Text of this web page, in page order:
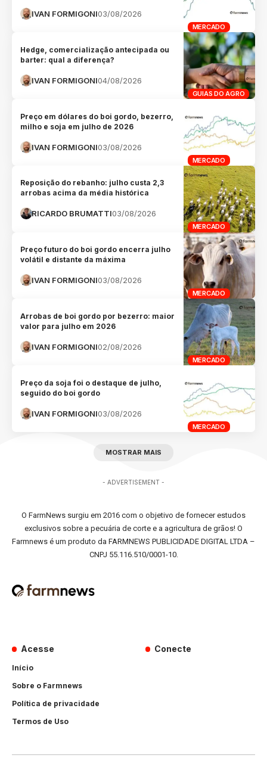
MERCADO
IVAN FORMIGONI03/08/2026
GUIAS DO AGRO
Hedge, comercialização antecipada ou
barter: qual a diferença?
IVAN FORMIGONI04/08/2026
MERCADO
Preço em dólares do boi gordo, bezerro,
milho e soja em julho de 2026
IVAN FORMIGONI03/08/2026
MERCADO
Reposição do rebanho: julho custa 2,3
arrobas acima da média histórica
RICARDO BRUMATTI03/08/2026
MERCADO
Preço futuro do boi gordo encerra julho
volátil e distante da máxima
IVAN FORMIGONI03/08/2026
MERCADO
Arrobas de boi gordo por bezerro: maior
valor para julho em 2026
IVAN FORMIGONI02/08/2026
MERCADO
Preço da soja foi o destaque de julho,
seguido do boi gordo
IVAN FORMIGONI03/08/2026
MOSTRAR MAIS
- ADVERTISEMENT -
O FarmNews surgiu em 2016 com o objetivo de fornecer estudos
exclusivos sobre a pecuária de corte e a agricultura de grãos! O
Farmnews é um produto da FARMNEWS PUBLICIDADE DIGITAL LTDA –
CNPJ 55.116.510/0001-10.
Acesse
Início
Sobre o Farmnews
Política de privacidade
Termos de Uso
Conecte